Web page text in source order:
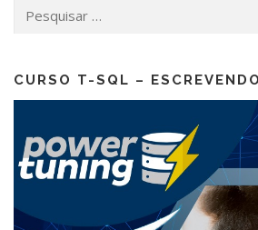
por:
CURSO T-SQL –